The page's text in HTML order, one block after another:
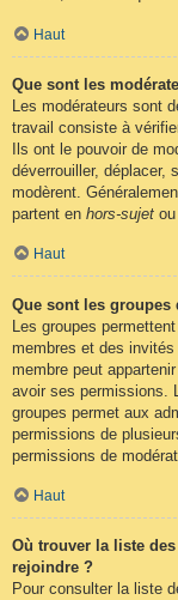
Haut
Que sont les
Les modérateurs sont
travail consiste à
Ils ont le pouvoir de
déverrouiller, déplacer,
modèrent.
partent en hors-sujet
Haut
Que sont les groupes
Les groupes
membres et des
membre peut
avoir ses permissions.
groupes permet aux
permissions de
permissions de
Haut
Où trouver la liste
rejoindre ?
Pour consulter la liste